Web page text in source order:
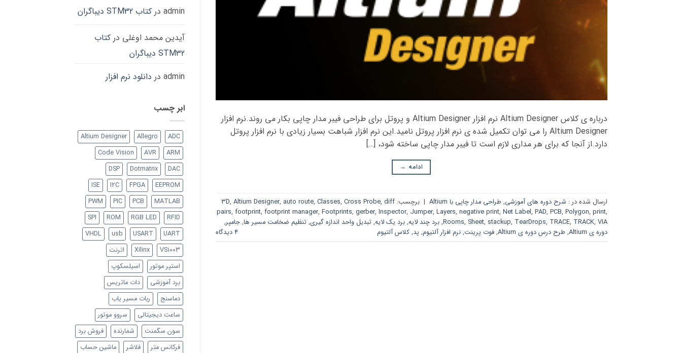
درباره ی کلاس Altium Designer نرم افزار Altium Designer و پروتل برای طراحی فیبر مدار چاپی بکار می روند.نرم افزار
Altium Designer را می توان تکمیل شده ی نرم افزار پروتل نامید.این نرم افزار شباهت بسیار زیادی با نرم افزار پروتل
دارد.از آنجا که برای هر مداری لازم است تا فیبر مدار چاپی ساخته شود، […]
ادامه →
ارسال شده در : شرح دوره های آموزشی, طراحی مدار چاپی با Altium | برچسب: 3D, Altium Designer, auto route, Classes, Cross Probe, diff
pairs, footprint, footprint manager, Footprints, gerber, Inspector, Jumper, Layers, negative print, Net Label, PAD, PCB, Polygon, print,
Rooms, Sheet, stackup, TearDrops, TRACE, TRACK, VIA
, برد چند لایه, برد یک لایه, تبدیل واحد اندازه گیری, تنظیم ضخامت مسیر ها, جامپر,
دوره ی Altium
, طرح درس دوره ی Altium , فوت پرینت, نرم افزار آلتیوم, پد, کلاس آلتیوم 4 دیدگاه
admin درکتاب STM32 دیباگران
آیدین محمد اوغلی درکتاب
STM32 دیباگران
admin در دانلود نرم افزار
ابر چسب
ADC
Allegro
Altium Designer
ARM
AVR
Code Vision
DAC
Dotmatrix
DSP
EEPROM
FPGA
I2C
ISE
MATLAB
PCB
PIC
PWM
RFID
RGB LED
ROM
SPI
UART
USART
usb
VHDL
VS1003
Xilinx
اترنت
استپر موتور
اسیلسکوپ
برد آموزشی
دات ماتریس
دماسنج
ربات مسیر یاب
ساعت دیجیتالی
سروو موتور
سون سگمنت
شمارنده
فروش برد
فرکانس متر
فلاشر
ماشین حساب